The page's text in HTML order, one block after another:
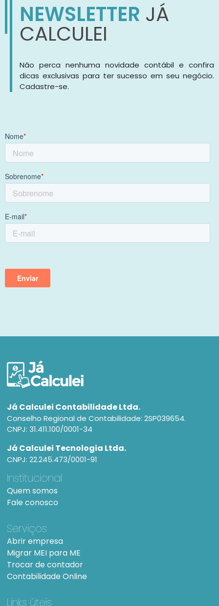
NEWSLETTER JÁ
CALCULEI
Não perca nenhuma novidade contábil e confira
dicas exclusivas para ter sucesso em seu negócio.
Cadastre-se.
Já Calculei Contabilidade Ltda.
Conselho Regional de Contabilidade: 2SP039654.
CNPJ: 31.411.100/0001-34
Já Calculei Tecnologia Ltda.
CNPJ: 22.245.473/0001-91
Institucional
Quem somos
Fale conosco
Serviços
Abrir empresa
Migrar MEI para ME
Trocar de contador
Contabilidade Online
Links úteis